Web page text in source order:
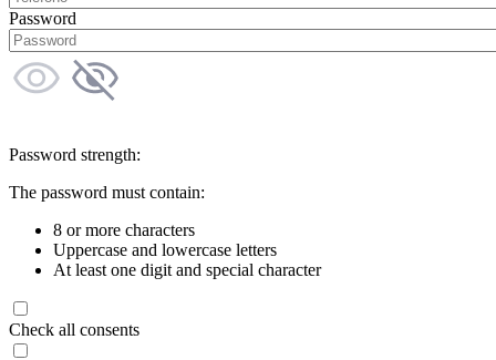
Password
Password strength:
The password must contain:
8 or more characters
Uppercase and lowercase letters
At least one digit and special character
Check all consents